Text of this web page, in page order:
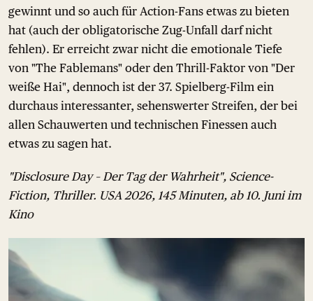
gewinnt und so auch für Action-Fans etwas zu bieten
hat (auch der obligatorische Zug-Unfall darf nicht
fehlen). Er erreicht zwar nicht die emotionale Tiefe
von "The Fablemans" oder den Thrill-Faktor von "Der
weiße Hai", dennoch ist der 37. Spielberg-Film ein
durchaus interessanter, sehenswerter Streifen, der bei
allen Schauwerten und technischen Finessen auch
etwas zu sagen hat.
"Disclosure Day – Der Tag der Wahrheit", Science-
Fiction, Thriller. USA 2026, 145 Minuten, ab 10. Juni im
Kino